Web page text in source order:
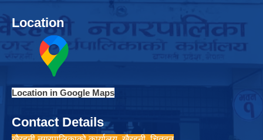
Location
Location in Google Maps
Contact Details